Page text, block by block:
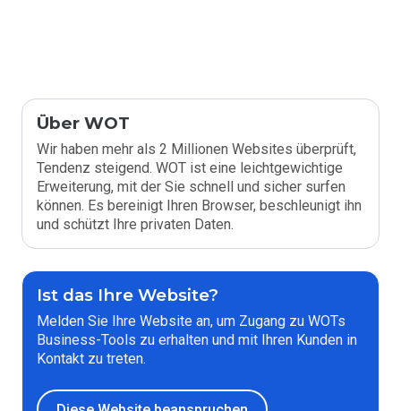
Über WOT
Wir haben mehr als 2 Millionen Websites überprüft,
Tendenz steigend. WOT ist eine leichtgewichtige
Erweiterung, mit der Sie schnell und sicher surfen
können. Es bereinigt Ihren Browser, beschleunigt ihn
und schützt Ihre privaten Daten.
Ist das Ihre Website?
Melden Sie Ihre Website an, um Zugang zu WOTs
Business-Tools zu erhalten und mit Ihren Kunden in
Kontakt zu treten.